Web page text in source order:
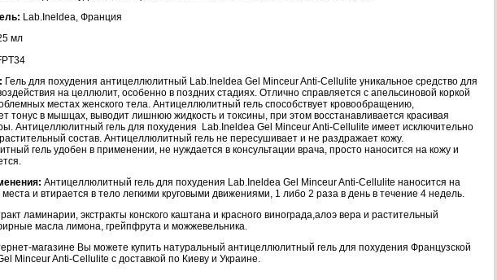
Lab.Ineldea, Франция
мл
Гель для похудения антицеллюлитный Lab.Ineldea Gel Minceur Anti-Cellulite уникальное средство для
на целлюлит, особенно в поздних стадиях. Отлично справляется с апельсиновой коркой
местах женского тела. Антицеллюлитный гель способствует кровообращению,
тонус в мышцах, выводит лишнюю жидкость и токсины, при этом восстанавливается красивая
Антицеллюлитный гель для похудения Lab.Ineldea Gel Minceur Anti-Cellulite имеет исключительно
состав. Антицеллюлитный гель не пересушивает и не раздражает кожу.
гель удобен в применении, не нуждается в консультации врача, просто наносится на кожу и
Антицеллюлитный гель для похудения Lab.Ineldea Gel Minceur Anti-Cellulite наносится на
и втирается в тело легкими круговыми движениями, 1 либо 2 раза в день в течение 4 недель.
ламинарии, экстракты конского каштана и красного винограда,алоэ вера и растительный
масла лимона, грейпфрута и можжевельника.
магазине Вы можете купить натуральный антицеллюлитный гель для похудения Французской
Minceur Anti-Cellulite с доставкой по Киеву и Украине.